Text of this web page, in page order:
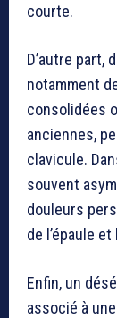
courte.
D’autre part,
notamment
consolidées
anciennes,
clavicule.
souvent
douleurs
de l’épaule
Enfin, un
associé à